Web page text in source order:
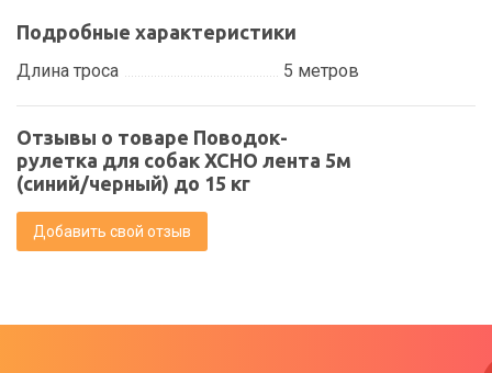
Подробные характеристики
Длина троса 5 метров
Отзывы о товаре Поводок-
рулетка для собак XCHO лента 5м
(синий/черный) до 15 кг
Добавить свой отзыв